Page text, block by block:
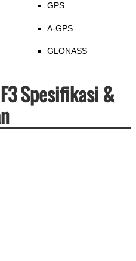
GPS
A-GPS
GLONASS
F3 Spesifikasi &